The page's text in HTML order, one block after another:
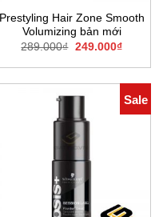
Prestyling Hair Zone Smooth
Volumizing bản mới
289.000₫ Giá
là:
249.000₫Giá
tại
Sale